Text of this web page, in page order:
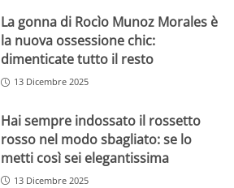
La gonna di Rocìo Munoz Morales è
la nuova ossessione chic:
dimenticate tutto il resto
13 Dicembre 2025
Hai sempre indossato il rossetto
rosso nel modo sbagliato: se lo
metti così sei elegantissima
13 Dicembre 2025